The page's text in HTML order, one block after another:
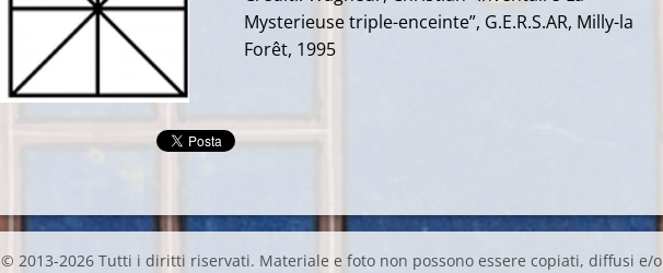
Mysterieuse triple-enceinte”, G.E.R.S.AR, Milly-la
Forêt, 1995
© 2013-2026 Tutti i diritti riservati. Materiale e foto non possono essere copiati, diffusi e/o